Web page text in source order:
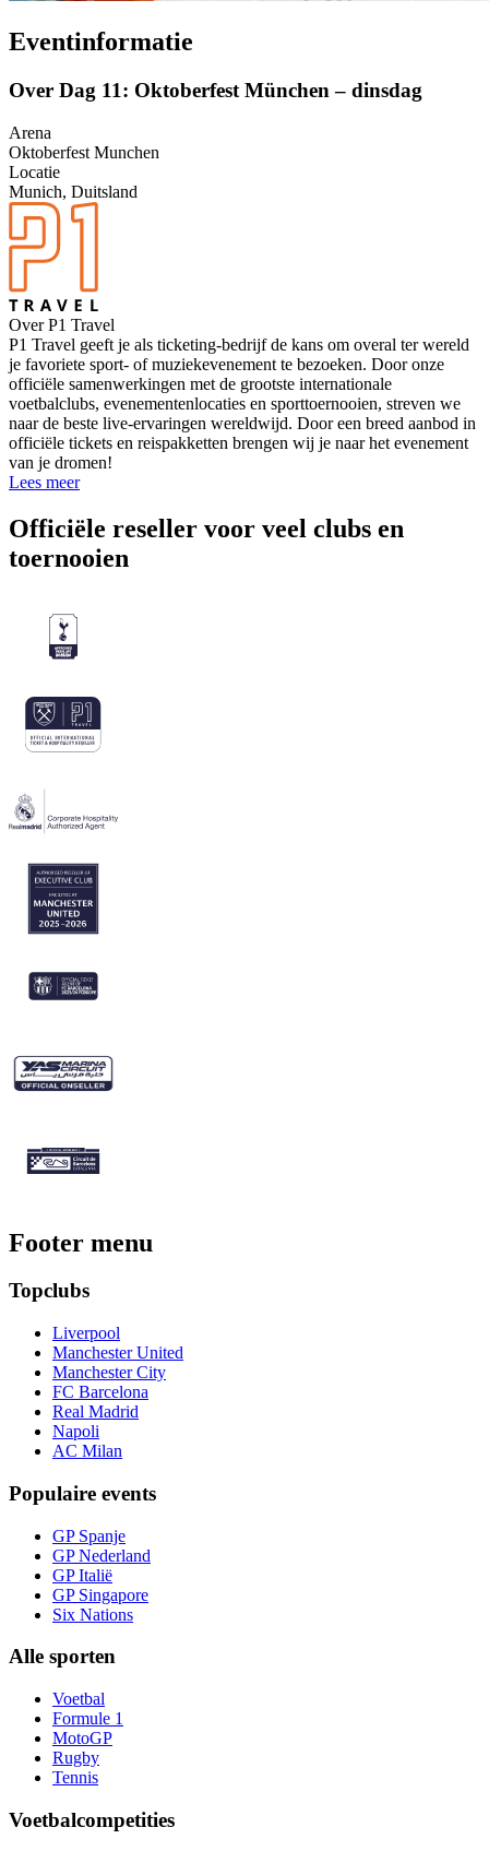
Eventinformatie
Over Dag 11: Oktoberfest München – dinsdag
Arena
Oktoberfest Munchen
Locatie
Munich, Duitsland
Over P1 Travel
P1 Travel geeft je als ticketing-bedrijf de kans om overal ter wereld
je favoriete sport- of muziekevenement te bezoeken. Door onze
officiële samenwerkingen met de grootste internationale
voetbalclubs, evenementenlocaties en sporttoernooien, streven we
naar de beste live-ervaringen wereldwijd. Door een breed aanbod in
officiële tickets en reispakketten brengen wij je naar het evenement
van je dromen!
Lees meer
Officiële reseller voor veel clubs en
toernooien
Footer menu
Topclubs
Liverpool
Manchester United
Manchester City
FC Barcelona
Real Madrid
Napoli
AC Milan
Populaire events
GP Spanje
GP Nederland
GP Italië
GP Singapore
Six Nations
Alle sporten
Voetbal
Formule 1
MotoGP
Rugby
Tennis
Voetbalcompetities